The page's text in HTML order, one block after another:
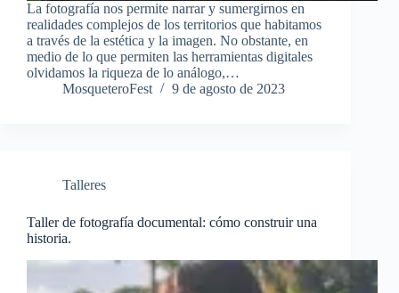
La fotografía nos permite narrar y sumergirnos en
realidades complejos de los territorios que habitamos
a través de la estética y la imagen. No obstante, en
medio de lo que permiten las herramientas digitales
olvidamos la riqueza de lo análogo,…
MosqueteroFest
9 de agosto de 2023
Talleres
Taller de fotografía documental: cómo construir una
historia.